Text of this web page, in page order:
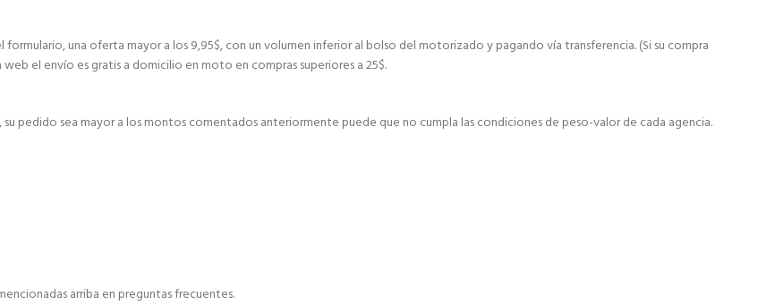
una oferta mayor a los 9,95$, con un volumen inferior al bolso del motorizado y pagando vía transferencia. (Si su compra
el envío es gratis a domicilio en moto en compras superiores a 25$.
su pedido sea mayor a los montos comentados anteriormente puede que no cumpla las condiciones de peso-valor de cada agencia.
arriba en preguntas frecuentes.